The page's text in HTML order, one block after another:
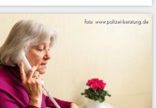
foto: www.polizei-beratung.de